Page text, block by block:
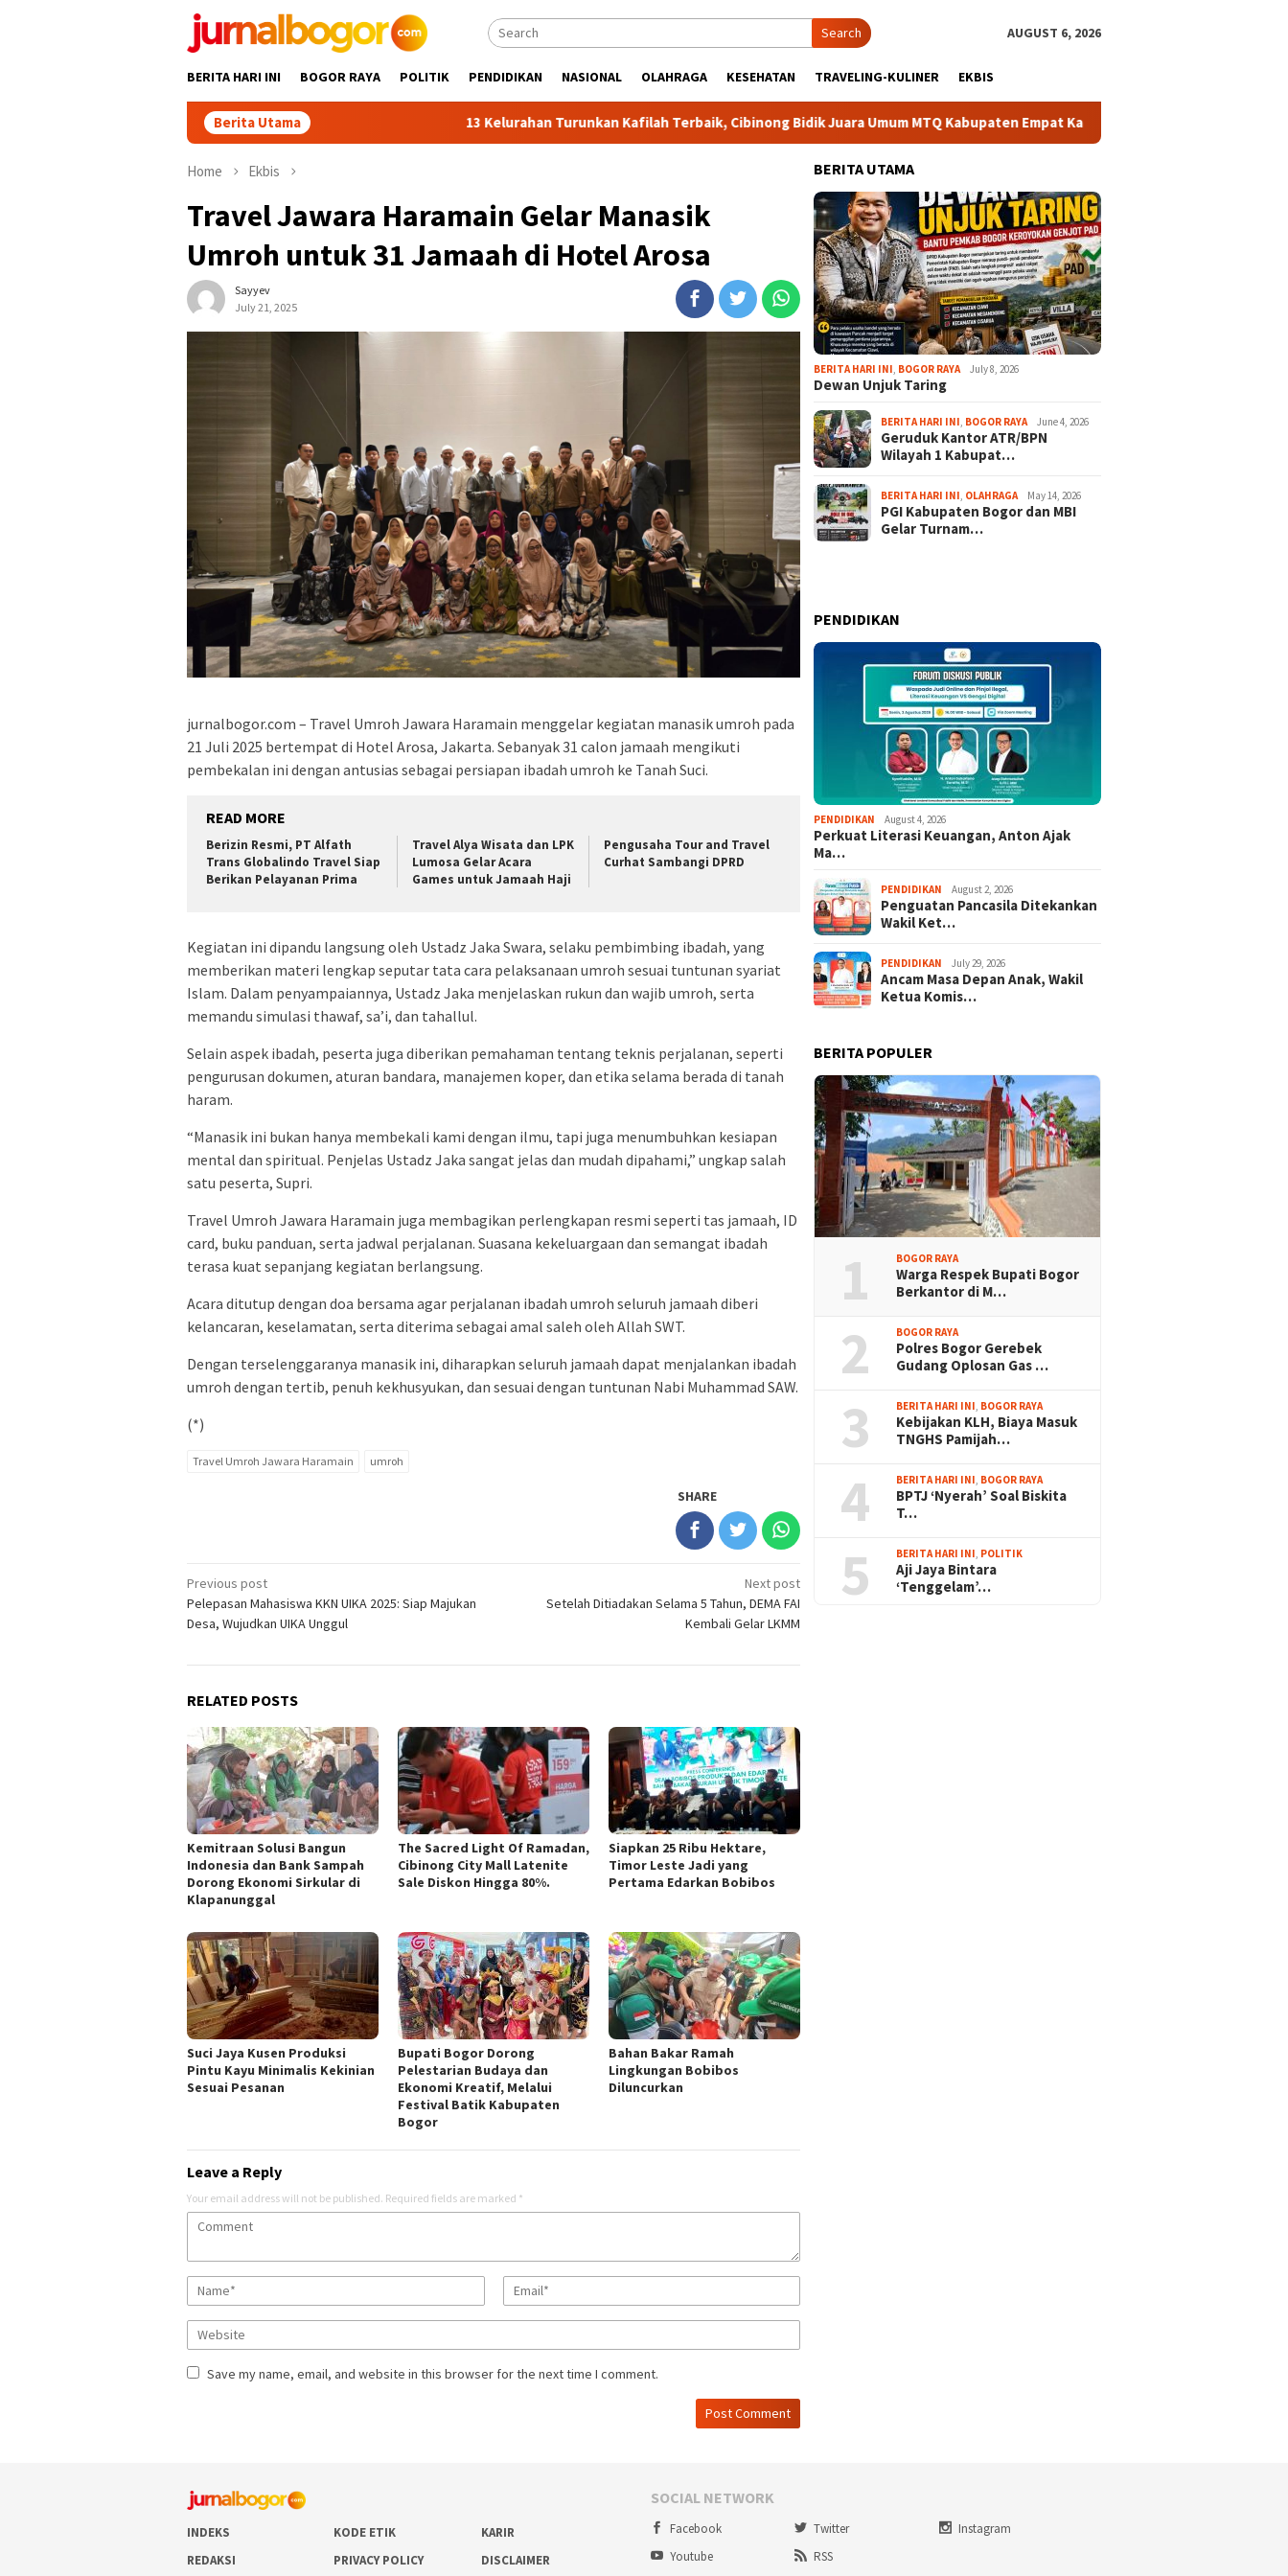
Search AUGUST 6, 2026
BERITA HARI INI BOGOR RAYA POLITIK PENDIDIKAN NASIONAL OLAHRAGA KESEHATAN TRAVELING-KULINER EKBIS
Berita Utama 13 Kelurahan Turunkan Kafilah Terbaik, Cibinong Bidik Juara Umum MTQ Kabupaten Empat Kali Beruntun
Home Ekbis
Travel Jawara Haramain Gelar Manasik
Umroh untuk 31 Jamaah di Hotel Arosa
Sayyev
July 21, 2025
jurnalbogor.com – Travel Umroh Jawara Haramain menggelar kegiatan manasik umroh pada
21 Juli 2025 bertempat di Hotel Arosa, Jakarta. Sebanyak 31 calon jamaah mengikuti
pembekalan ini dengan antusias sebagai persiapan ibadah umroh ke Tanah Suci.
READ MORE
Berizin Resmi, PT Alfath
Trans Globalindo Travel Siap
Berikan Pelayanan Prima
Travel Alya Wisata dan LPK
Lumosa Gelar Acara
Games untuk Jamaah Haji
Pengusaha Tour and Travel
Curhat Sambangi DPRD
Kegiatan ini dipandu langsung oleh Ustadz Jaka Swara, selaku pembimbing ibadah, yang
memberikan materi lengkap seputar tata cara pelaksanaan umroh sesuai tuntunan syariat
Islam. Dalam penyampaiannya, Ustadz Jaka menjelaskan rukun dan wajib umroh, serta
memandu simulasi thawaf, sa’i, dan tahallul.
Selain aspek ibadah, peserta juga diberikan pemahaman tentang teknis perjalanan, seperti
pengurusan dokumen, aturan bandara, manajemen koper, dan etika selama berada di tanah
haram.
“Manasik ini bukan hanya membekali kami dengan ilmu, tapi juga menumbuhkan kesiapan
mental dan spiritual. Penjelas Ustadz Jaka sangat jelas dan mudah dipahami,” ungkap salah
satu peserta, Supri.
Travel Umroh Jawara Haramain juga membagikan perlengkapan resmi seperti tas jamaah, ID
card, buku panduan, serta jadwal perjalanan. Suasana kekeluargaan dan semangat ibadah
terasa kuat sepanjang kegiatan berlangsung.
Acara ditutup dengan doa bersama agar perjalanan ibadah umroh seluruh jamaah diberi
kelancaran, keselamatan, serta diterima sebagai amal saleh oleh Allah SWT.
Dengan terselenggaranya manasik ini, diharapkan seluruh jamaah dapat menjalankan ibadah
umroh dengan tertib, penuh kekhusyukan, dan sesuai dengan tuntunan Nabi Muhammad SAW.
(*)
Travel Umroh Jawara Haramain umroh
SHARE
Post
navigation
Previous post
Pelepasan Mahasiswa KKN UIKA 2025: Siap Majukan
Desa, Wujudkan UIKA Unggul
Next post
Setelah Ditiadakan Selama 5 Tahun, DEMA FAI
Kembali Gelar LKMM
RELATED POSTS
Kemitraan Solusi Bangun
Indonesia dan Bank Sampah
Dorong Ekonomi Sirkular di
Klapanunggal
The Sacred Light Of Ramadan,
Cibinong City Mall Latenite
Sale Diskon Hingga 80%.
Siapkan 25 Ribu Hektare,
Timor Leste Jadi yang
Pertama Edarkan Bobibos
Suci Jaya Kusen Produksi
Pintu Kayu Minimalis Kekinian
Sesuai Pesanan
Bupati Bogor Dorong
Pelestarian Budaya dan
Ekonomi Kreatif, Melalui
Festival Batik Kabupaten
Bogor
Bahan Bakar Ramah
Lingkungan Bobibos
Diluncurkan
Leave a Reply
Your email address will not be published. Required fields are marked *
Save my name, email, and website in this browser for the next time I comment.
BERITA UTAMA
BERITA HARI INI BOGOR RAYA July 8, 2026
Dewan Unjuk Taring
BERITA HARI INI BOGOR RAYA June 4, 2026
Geruduk Kantor ATR/BPN
Wilayah 1 Kabupat…
BERITA HARI INI OLAHRAGA May 14, 2026
PGI Kabupaten Bogor dan MBI
Gelar Turnam…
PENDIDIKAN
PENDIDIKAN August 4, 2026
Perkuat Literasi Keuangan, Anton Ajak
Ma…
PENDIDIKAN August 2, 2026
Penguatan Pancasila Ditekankan
Wakil Ket…
PENDIDIKAN July 29, 2026
Ancam Masa Depan Anak, Wakil
Ketua Komis…
BERITA POPULER
1 BOGOR RAYA
Warga Respek Bupati Bogor
Berkantor di M…
2 BOGOR RAYA
Polres Bogor Gerebek
Gudang Oplosan Gas …
3 BERITA HARI INI, BOGOR RAYA
Kebijakan KLH, Biaya Masuk
TNGHS Pamijah…
4 BERITA HARI INI, BOGOR RAYA
BPTJ ‘Nyerah’ Soal Biskita
T…
5 BERITA HARI INI, POLITIK
Aji Jaya Bintara
‘Tenggelam’…
INDEKS KODE ETIK
KARIR
REDAKSI
PRIVACY POLICY DISCLAIMER
SOCIAL NETWORK
Facebook Twitter
Instagram
Youtube
RSS